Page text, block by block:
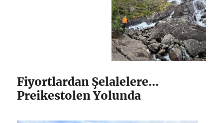
Fiyortlardan Şelalelere…
Preikestolen Yolunda